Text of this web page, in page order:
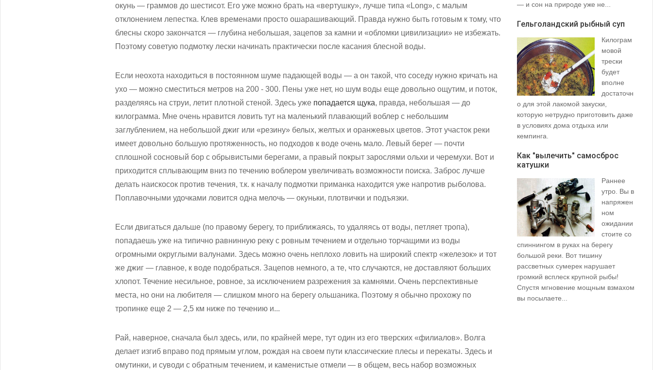
окунь — граммов до шестисот. Его уже можно брать на «вертушку», лучше типа «Long», с малым
отклонением лепестка. Клев временами просто ошарашивающий. Правда нужно быть готовым к тому, что
блесны скоро закончатся — глубина небольшая, зацепов за камни и «обломки цивилизации» не избежать.
Поэтому советую подмотку лески начинать практически после касания блесной воды.
Если неохота находиться в постоянном шуме падающей воды — а он такой, что соседу нужно кричать на
ухо — можно сместиться метров на 200 - 300. Пены уже нет, но шум воды еще довольно ощутим, и поток,
разделяясь на струи, летит плотной стеной. Здесь уже попадается щука, правда, небольшая — до
килограмма. Мне очень нравится ловить тут на маленький плавающий воблер с небольшим
заглублением, на небольшой джиг или «резину» белых, желтых и оранжевых цветов. Этот участок реки
имеет довольно большую протяженность, но подходов к воде очень мало. Левый берег — почти
сплошной сосновый бор с обрывистыми берегами, а правый покрыт зарослями ольхи и черемухи. Вот и
приходится сплывающим вниз по течению воблером увеличивать возможности поиска. Заброс лучше
делать наискосок против течения, т.к. к началу подмотки приманка находится уже напротив рыболова.
Поплавочными удочками ловится одна мелочь — окуньки, плотвички и подъязки.
Если двигаться дальше (по правому берегу, то приближаясь, то удаляясь от воды, петляет тропа),
попадаешь уже на типично равнинную реку с ровным течением и отдельно торчащими из воды
огромными округлыми валунами. Здесь можно очень неплохо ловить на широкий спектр «железок» и тот
же джиг — главное, к воде подобраться. Зацепов немного, а те, что случаются, не доставляют больших
хлопот. Течение несильное, ровное, за исключением разрежения за камнями. Очень перспективные
места, но они на любителя — слишком много на берегу ольшаника. Поэтому я обычно прохожу по
тропинке еще 2 — 2,5 км ниже по течению и...
Рай, наверное, сначала был здесь, или, по крайней мере, тут один из его тверских «филиалов». Волга
делает изгиб вправо под прямым углом, рождая на своем пути классические плесы и перекаты. Здесь и
омутинки, и суводи с обратным течением, и каменистые отмели — в общем, весь набор возможных
— и сон на природе уже не...
Гельголандский рыбный суп
Килограм
мовой
трески
будет
вполне
достаточн
о для этой лакомой закуски,
которую нетрудно приготовить даже
в условиях дома отдыха или
кемпинга.
Как "вылечить" самосброс
катушки
Раннее
утро. Вы в
напряжен
ном
ожидании
стоите со
спиннингом в руках на берегу
большой реки. Вот тишину
рассветных сумерек нарушает
громкий всплеск крупной рыбы!
Спустя мгновение мощным взмахом
вы посылаете...